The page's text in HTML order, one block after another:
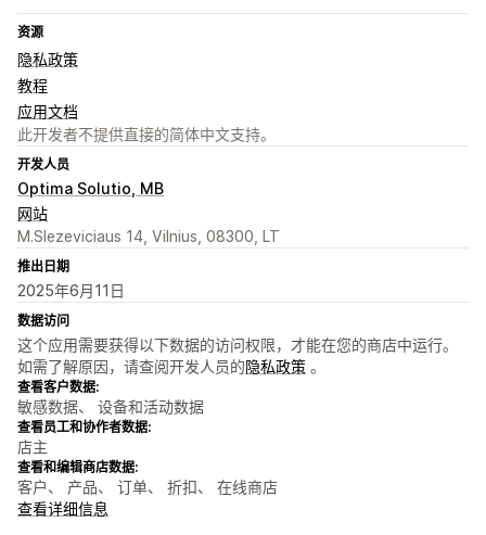
资源
隐私政策
教程
应用文档
此开发者不提供直接的简体中文支持。
开发人员
Optima Solutio, MB
网站
M.Slezeviciaus 14, Vilnius, 08300, LT
推出日期
2025年6月11日
数据访问
这个应用需要获得以下数据的访问权限，才能在您的商店中运行。
如需了解原因，请查阅开发人员的隐私政策 。
查看客户数据:
敏感数据、 设备和活动数据
查看员工和协作者数据:
店主
查看和编辑商店数据:
客户、 产品、 订单、 折扣、 在线商店
查看详细信息